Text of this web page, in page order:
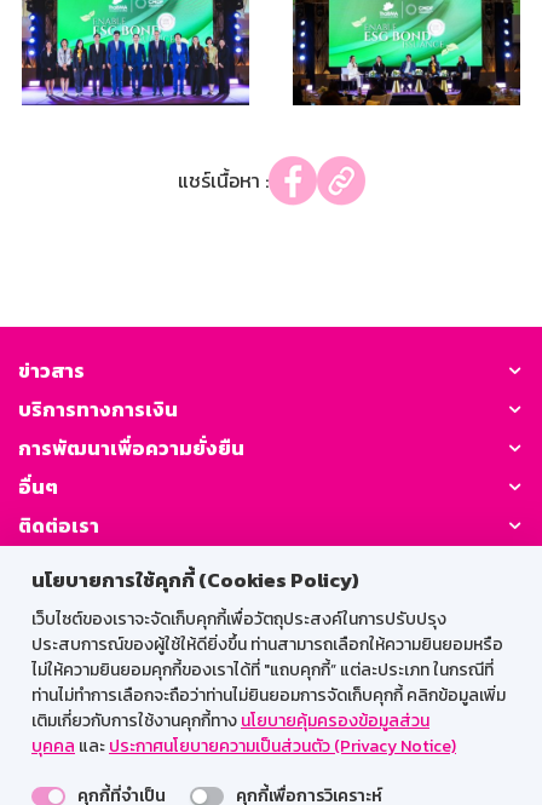
นโยบายการใช้คุกกี้ (Cookies Policy)
เว็บไซต์ของเราจะจัดเก็บคุกกี้เพื่อวัตถุประสงค์ในการปรับปรุง
ประสบการณ์ของผู้ใช้ให้ดียิ่งขึ้น ท่านสามารถเลือกให้ความยินยอมหรือ
ไม่ให้ความยินยอมคุกกี้ของเราได้ที่ "แถบคุกกี้” แต่ละประเภท ในกรณีที่
ท่านไม่ทำการเลือกจะถือว่าท่านไม่ยินยอมการจัดเก็บคุกกี้ คลิกข้อมูลเพิ่ม
เติมเกี่ยวกับการใช้งานคุกกี้ทางนโยบายคุ้มครองข้อมูลส่วน
บุคคล และประกาศนโยบายความเป็นส่วนตัว (Privacy Notice)
คุกกี้ที่จำเป็น
คุกกี้เพื่อการวิเคราะห์
แชร์เนื้อหา :
ข่าวสาร
บริการทางการเงิน
การพัฒนาเพื่อความยั่งยืน
อื่นๆ
ติดต่อเรา
GSB Society:
สำหรับพนักงาน
Web HR
GSB Wisdom
M-Search
เข้าสู่ระบบเน็ตเมล